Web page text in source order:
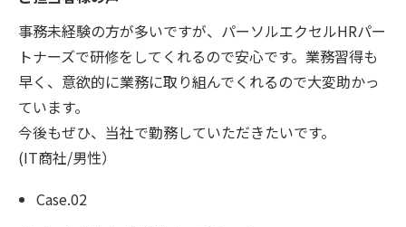
事務未経験の方が多いですが、パーソルエクセルHRパー
トナーズで研修をしてくれるので安心です。業務習得も
早く、意欲的に業務に取り組んでくれるので大変助かっ
ています。
今後もぜひ、当社で勤務していただきたいです。
(IT商社/男性）
Case.02